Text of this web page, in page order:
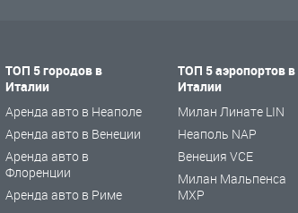
ТОП 5 городов в
Италии
Аренда авто в Неаполе
Аренда авто в Венеции
Аренда авто в
Флоренции
Аренда авто в Риме
ТОП 5 аэропортов в
Италии
Милан Линате LIN
Неаполь NAP
Венеция VCE
Милан Мальпенса
MXP